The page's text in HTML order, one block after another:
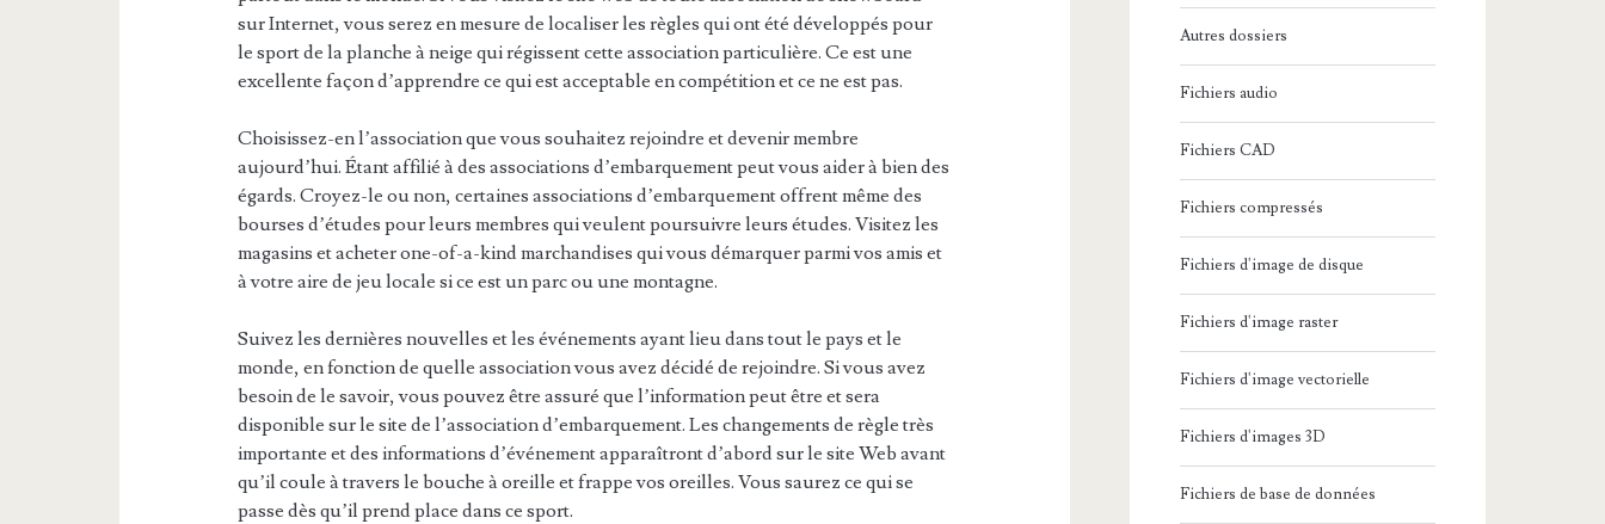
sur Internet, vous serez en mesure de localiser les règles qui ont été développés pour
le sport de la planche à neige qui régissent cette association particulière. Ce est une
excellente façon d’apprendre ce qui est acceptable en compétition et ce ne est pas.
Choisissez-en l’association que vous souhaitez rejoindre et devenir membre
aujourd’hui. Étant affilié à des associations d’embarquement peut vous aider à bien des
égards. Croyez-le ou non, certaines associations d’embarquement offrent même des
bourses d’études pour leurs membres qui veulent poursuivre leurs études. Visitez les
magasins et acheter one-of-a-kind marchandises qui vous démarquer parmi vos amis et
à votre aire de jeu locale si ce est un parc ou une montagne.
Suivez les dernières nouvelles et les événements ayant lieu dans tout le pays et le
monde, en fonction de quelle association vous avez décidé de rejoindre. Si vous avez
besoin de le savoir, vous pouvez être assuré que l’information peut être et sera
disponible sur le site de l’association d’embarquement. Les changements de règle très
importante et des informations d’événement apparaîtront d’abord sur le site Web avant
qu’il coule à travers le bouche à oreille et frappe vos oreilles. Vous saurez ce qui se
passe dès qu’il prend place dans ce sport.
Autres dossiers
Fichiers audio
Fichiers CAD
Fichiers compressés
Fichiers d'image de disque
Fichiers d'image raster
Fichiers d'image vectorielle
Fichiers d'images 3D
Fichiers de base de données